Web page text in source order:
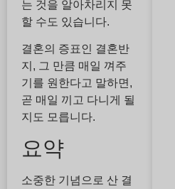
는 것을 알아차리지 못
할 수도 있습니다.
결혼의 증표인 결혼반
지, 그 만큼 매일 껴주
기를 원한다고 말하면,
곧 매일 끼고 다니게 될
지도 모릅니다.
요약
소중한 기념으로 산 결